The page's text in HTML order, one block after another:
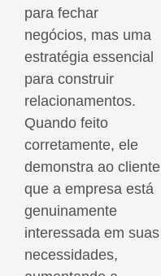
para fechar
negócios, mas uma
estratégia essencial
para construir
relacionamentos.
Quando feito
corretamente, ele
demonstra ao cliente
que a empresa está
genuinamente
interessada em suas
necessidades,